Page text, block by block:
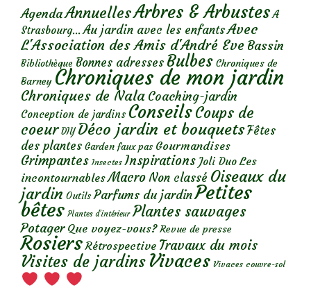
AgendaAnnuellesArbres & Arbustes A
Strasbourg... Au jardin avec les enfantsAvec
L'Association des Amis d'André Eve Bassin
Bibliothèque Bonnes adresses Bulbes Chroniques de
Barney Chroniques de mon jardin
Chroniques de Nala Coaching-jardin
Conception de jardins ConseilsCoups de
coeur DIY Déco jardin et bouquetsFêtes
des plantes Garden faux pas Gourmandises
Grimpantes Insectes Inspirations Joli Duo Les
incontournables Macro Non classé Oiseaux du
jardin Outils Parfums du jardinPetites
bêtes Plantes d’intérieur Plantes sauvages
Potager Que voyez-vous? Revue de presse
Rosiers Rétrospective Travaux du mois
Visites de jardins Vivaces Vivaces couvre-sol